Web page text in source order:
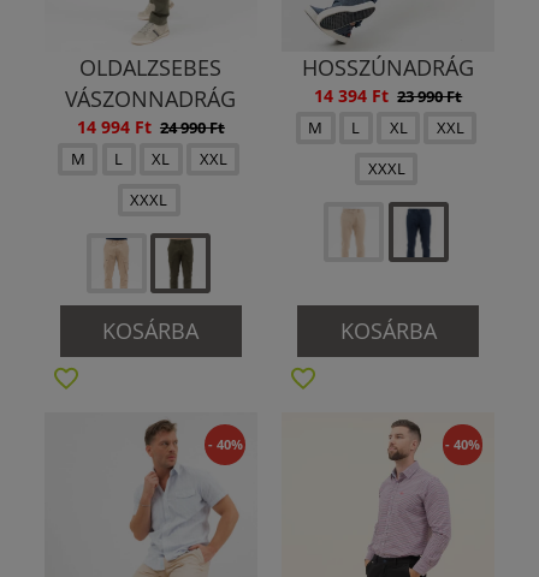
OLDALZSEBES
VÁSZONNADRÁG
14 994 Ft 24 990 Ft
M
L XL
XXL
XXXL
KOSÁRBA
HOSSZÚNADRÁG
14 394 Ft 23 990 Ft
M
L XL
XXL
XXXL
KOSÁRBA
- 40% - 40%